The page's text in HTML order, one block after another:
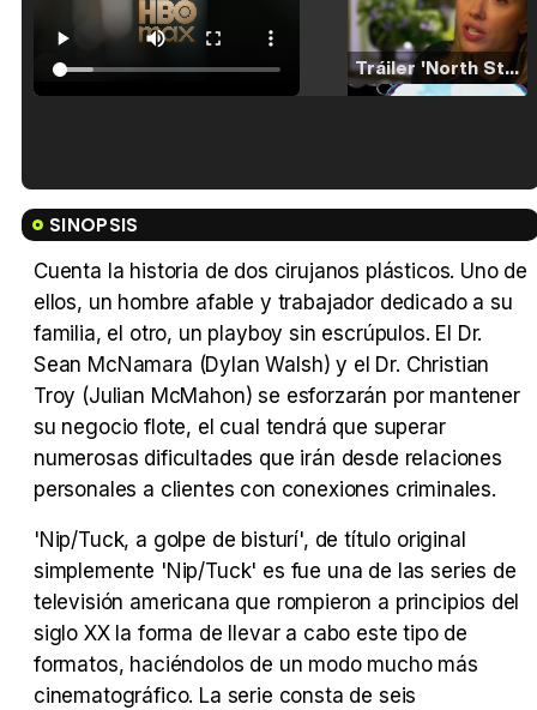
Tráiler 'North Star' (2023)
Tráiler en español de 'La isla olvidada'
SINOPSIS
Cuenta la historia de dos cirujanos plásticos. Uno de
ellos, un hombre afable y trabajador dedicado a su
familia, el otro, un playboy sin escrúpulos. El Dr.
Sean McNamara (Dylan Walsh) y el Dr. Christian
Troy (Julian McMahon) se esforzarán por mantener
su negocio flote, el cual tendrá que superar
numerosas dificultades que irán desde relaciones
personales a clientes con conexiones criminales.
'Nip/Tuck, a golpe de bisturí', de título original
simplemente 'Nip/Tuck' es fue una de las series de
televisión americana que rompieron a principios del
siglo XX la forma de llevar a cabo este tipo de
formatos, haciéndolos de un modo mucho más
cinematográfico. La serie consta de seis